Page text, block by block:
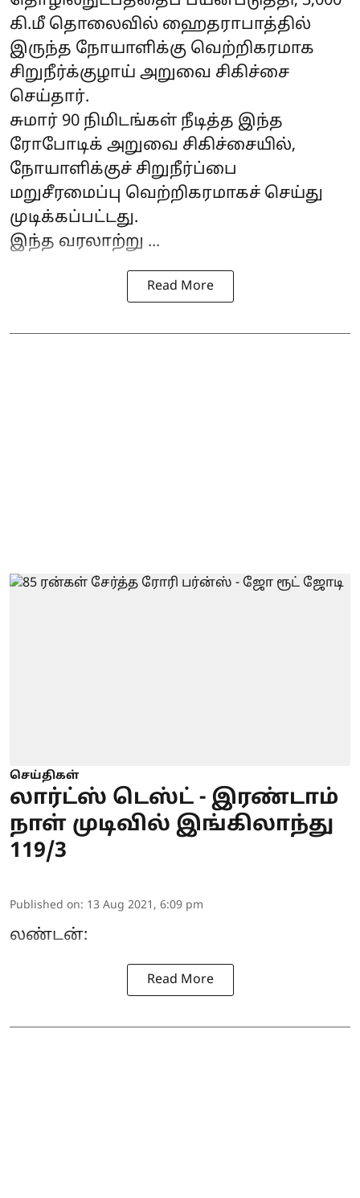
கி.மீ தொலைவில் ஹைதராபாத்தில்
இருந்த நோயாளிக்கு வெற்றிகரமாக
சிறுநீர்க்குழாய் அறுவை சிகிச்சை
செய்தார்.
சுமார் 90 நிமிடங்கள் நீடித்த இந்த
ரோபோடிக் அறுவை சிகிச்சையில்,
நோயாளிக்குச் சிறுநீர்ப்பை
மறுசீரமைப்பு வெற்றிகரமாகச் செய்து
முடிக்கப்பட்டது.
இந்த வரலாற்று ...
Read More
செய்திகள்
லார்ட்ஸ் டெஸ்ட் - இரண்டாம்
நாள் முடிவில் இங்கிலாந்து
119/3
Published on: 13 Aug 2021, 6:09 pm
லண்டன்:
Read More